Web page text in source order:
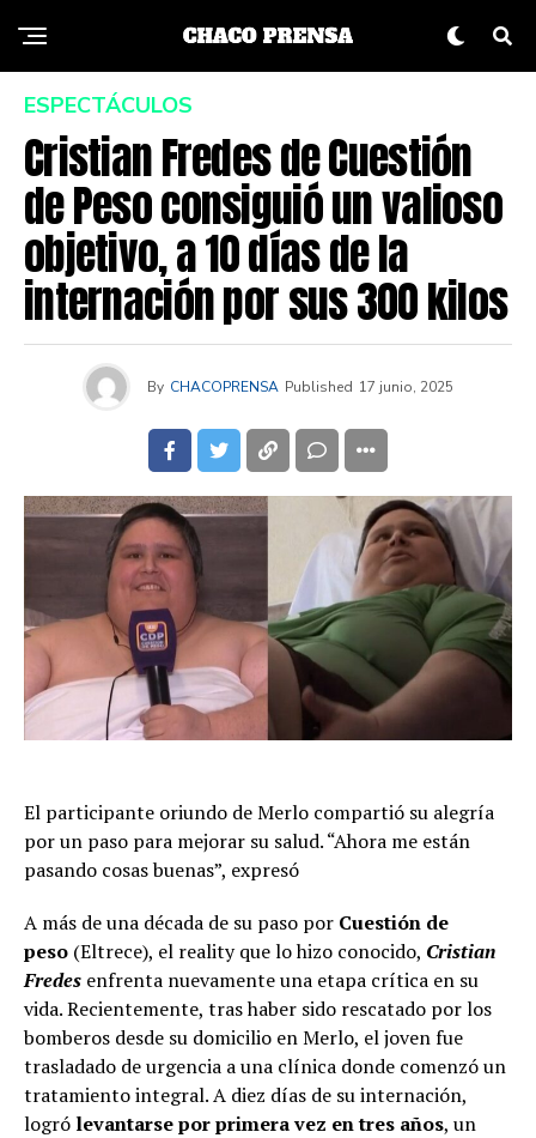
ESPECTÁCULOS
Cristian Fredes de Cuestión
de Peso consiguió un valioso
objetivo, a 10 días de la
internación por sus 300 kilos
By CHACOPRENSA Published 17 junio, 2025
El participante oriundo de Merlo compartió su alegría
por un paso para mejorar su salud. “Ahora me están
pasando cosas buenas”, expresó
A más de una década de su paso por Cuestión de
peso (Eltrece), el reality que lo hizo conocido, Cristian
Fredes enfrenta nuevamente una etapa crítica en su
vida. Recientemente, tras haber sido rescatado por los
bomberos desde su domicilio en Merlo, el joven fue
trasladado de urgencia a una clínica donde comenzó un
tratamiento integral. A diez días de su internación,
logró levantarse por primera vez en tres años, un